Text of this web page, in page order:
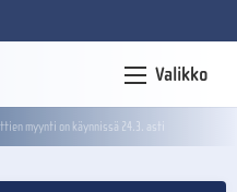
Valikko
myynti on käynnissä 24.3. asti